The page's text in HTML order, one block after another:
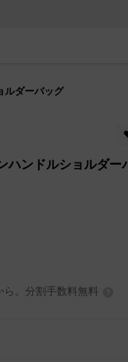
ルダーバッグ
ハンドルショルダー
。分割手数料無料